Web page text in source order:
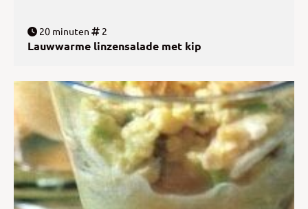
20 minuten 2
Lauwwarme linzensalade met kip